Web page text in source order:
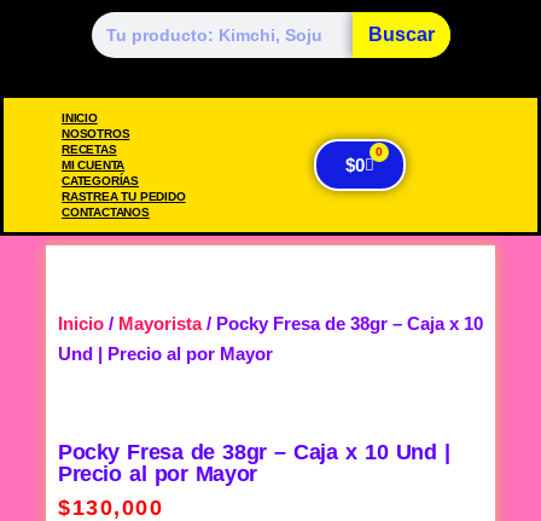
Buscar
INICIO
NOSOTROS
RECETAS
MI CUENTA
CATEGORÍAS
RASTREA TU PEDIDO
CONTACTANOS
$0
0
Inicio / Mayorista/ Pocky Fresa de 38gr – Caja x 10
Und | Precio al por Mayor
Pocky Fresa de 38gr – Caja x 10 Und |
Precio al por Mayor
$130,000